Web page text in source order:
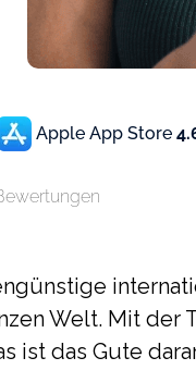
Apple App Store
Welt. Mit der
ist das Gute